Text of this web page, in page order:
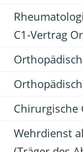
C1-Vertrag
Wehrdienst